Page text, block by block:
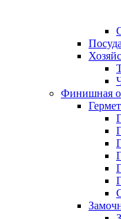
Финишная